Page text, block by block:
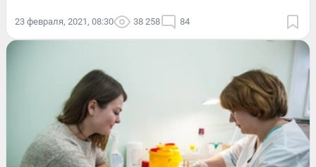
23 февраля, 2021, 08:30 38 258 84